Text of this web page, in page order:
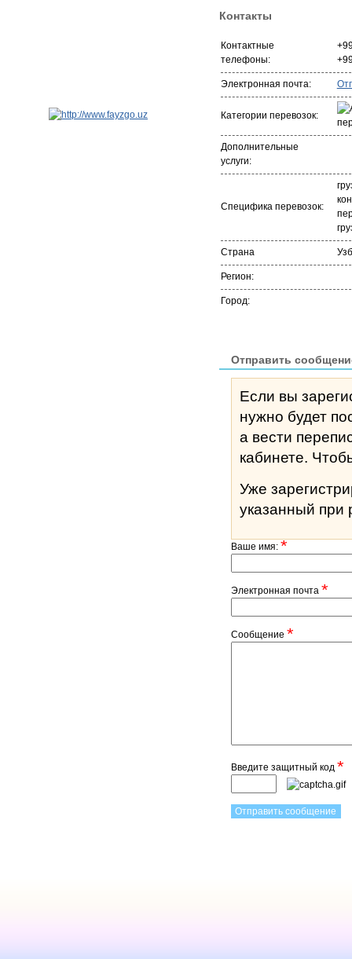
Контакты
Контактные
телефоны:
Электронная почта:
Категории перевозок:
Дополнительные
услуги:
Специфика перевозок:
Страна
Регион:
Город:
Отправить
Если вы
нужно будет
а вести
Уже
указанный при
Ваше имя:*
Электронная почта *
Сообщение *
Введите защитный код *